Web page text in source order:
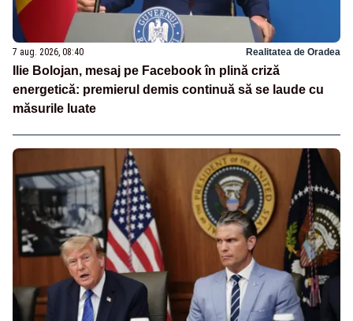
7 aug. 2026, 08:40 Realitatea de Oradea
Ilie Bolojan, mesaj pe Facebook în plină criză
energetică: premierul demis continuă să se laude cu
măsurile luate